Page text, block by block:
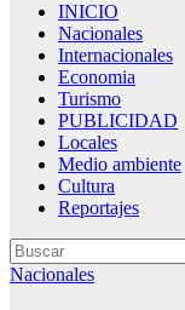
INICIO
Nacionales
Internacionales
Economia
Turismo
PUBLICIDAD
Locales
Medio ambiente
Cultura
Reportajes
Nacionales